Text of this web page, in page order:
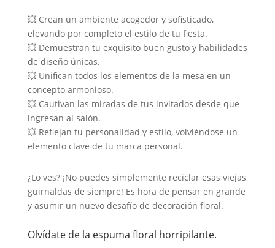
💥 Crean un ambiente acogedor y sofisticado,
elevando por completo el estilo de tu fiesta.
💥 Demuestran tu exquisito buen gusto y habilidades
de diseño únicas.
💥 Unifican todos los elementos de la mesa en un
concepto armonioso.
💥 Cautivan las miradas de tus invitados desde que
ingresan al salón.
💥 Reflejan tu personalidad y estilo, volviéndose un
elemento clave de tu marca personal.
¿Lo ves? ¡No puedes simplemente reciclar esas viejas
guirnaldas de siempre! Es hora de pensar en grande
y asumir un nuevo desafío de decoración floral.
Olvídate de la espuma floral horripilante.